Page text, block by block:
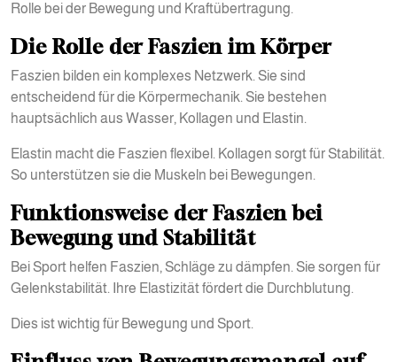
Rolle bei der Bewegung und Kraftübertragung.
Die Rolle der Faszien im Körper
Faszien bilden ein komplexes Netzwerk. Sie sind
entscheidend für die Körpermechanik. Sie bestehen
hauptsächlich aus Wasser, Kollagen und Elastin.
Elastin macht die Faszien flexibel. Kollagen sorgt für Stabilität.
So unterstützen sie die Muskeln bei Bewegungen.
Funktionsweise der Faszien bei
Bewegung und Stabilität
Bei Sport helfen Faszien, Schläge zu dämpfen. Sie sorgen für
Gelenkstabilität. Ihre Elastizität fördert die Durchblutung.
Dies ist wichtig für Bewegung und Sport.